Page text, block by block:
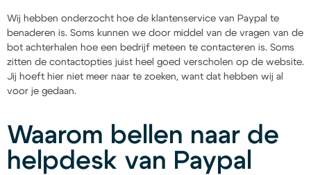
Wij hebben onderzocht hoe de klantenservice van Paypal te
benaderen is. Soms kunnen we door middel van de vragen van de
bot achterhalen hoe een bedrijf meteen te contacteren is. Soms
zitten de contactopties juist heel goed verscholen op de website.
Jij hoeft hier niet meer naar te zoeken, want dat hebben wij al
voor je gedaan.
Waarom bellen naar de
helpdesk van Paypal